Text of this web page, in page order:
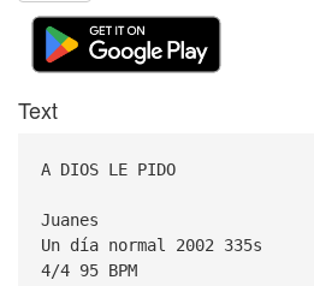
Text
A DIOS LE PIDO
Juanes
Un día normal 2002 335s
4/4 95 BPM